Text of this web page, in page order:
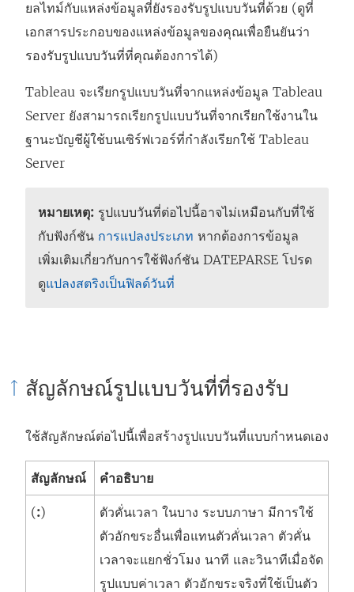
ยลไทม์กับแหล่งข้อมูลที่ยังรองรับรูปแบบวันที่ด้วย (ดูที่
เอกสารประกอบของแหล่งข้อมูลของคุณเพื่อยืนยันว่า
รองรับรูปแบบวันที่ที่คุณต้องการได้)
Tableau จะเรียกรูปแบบวันที่จากแหล่งข้อมูล Tableau
Server ยังสามารถเรียกรูปแบบวันที่จากเรียกใช้งานใน
ฐานะบัญชีผู้ใช้บนเซิร์ฟเวอร์ที่กำลังเรียกใช้ Tableau
Server
หมายเหตุ: รูปแบบวันที่ต่อไปนี้อาจไม่เหมือนกับที่ใช้
กับฟังก์ชัน การแปลงประเภท หากต้องการข้อมูล
เพิ่มเติมเกี่ยวกับการใช้ฟังก์ชัน DATEPARSE โปรด
ดูแปลงสตริงเป็นฟิลด์วันที่
สัญลักษณ์รูปแบบวันที่ที่รองรับ
ใช้สัญลักษณ์ต่อไปนี้เพื่อสร้างรูปแบบวันที่แบบกำหนดเอง
สัญลักษณ์ คำอธิบาย
(:) ตัวคั่นเวลา ในบาง ระบบภาษา มีการใช้
ตัวอักขระอื่นเพื่อแทนตัวคั่นเวลา ตัวคั่น
เวลาจะแยกชั่วโมง นาที และวินาทีเมื่อจัด
รูปแบบค่าเวลา ตัวอักขระจริงที่ใช้เป็นตัว